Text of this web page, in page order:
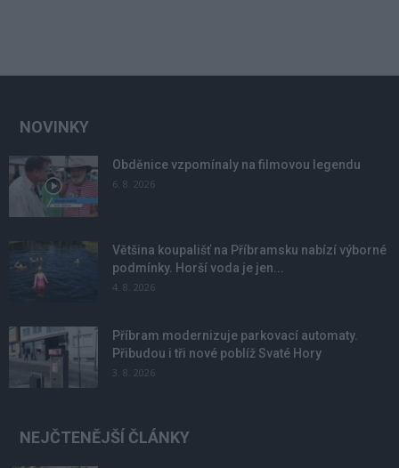
NOVINKY
Obděnice vzpomínaly na filmovou legendu
6. 8. 2026
Většina koupališť na Příbramsku nabízí výborné
podmínky. Horší voda je jen...
4. 8. 2026
Příbram modernizuje parkovací automaty.
Přibudou i tři nové poblíž Svaté Hory
3. 8. 2026
NEJČTENĚJŠÍ ČLÁNKY